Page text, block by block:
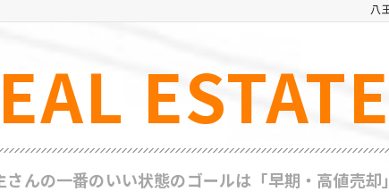
八
んの一番のいい状態のゴールは「早期・高値売